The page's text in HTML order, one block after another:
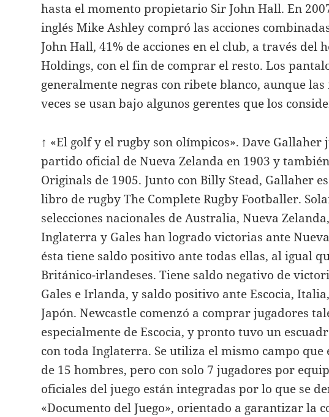
hasta el momento propietario Sir John Hall. En
inglés Mike Ashley compró las acciones
John Hall, 41% de acciones en el club, a través del
Holdings, con el fin de comprar el resto. Los
generalmente negras con ribete blanco, aunque las
veces se usan bajo algunos gerentes que los
↑ «El golf y el rugby son olímpicos». Dave
partido oficial de Nueva Zelanda en 1903 y
Originals de 1905. Junto con Billy Stead, Gallaher
libro de rugby The Complete Rugby Footballer.
selecciones nacionales de Australia, Nueva
Inglaterra y Gales han logrado victorias ante
ésta tiene saldo positivo ante todas ellas, al igual
Británico-irlandeses. Tiene saldo negativo de
Gales e Irlanda, y saldo positivo ante Escocia,
Japón. Newcastle comenzó a comprar jugadores
especialmente de Escocia, y pronto tuvo un
con toda Inglaterra. Se utiliza el mismo campo
de 15 hombres, pero con solo 7 jugadores por
oficiales del juego están integradas por lo que se
«Documento del Juego», orientado a garantizar la